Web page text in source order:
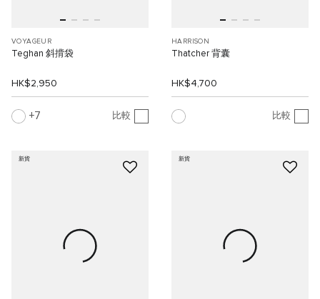
VOYAGEUR
Teghan 斜揹袋
HK$2,950
7 比較
HARRISON
Thatcher 背囊
HK$4,700
比較
新貨 新貨